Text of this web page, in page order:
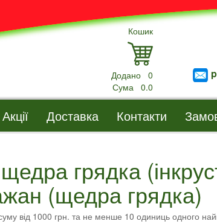
Кошик
Додано 0
Сума 0.0
Акції Доставка Контакти
щедра грядка
(щедра грядка)
від 1000 грн. та не менше 10 одиниць одного